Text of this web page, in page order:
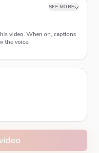
SEE MORE
video. When on, captions
the voice.